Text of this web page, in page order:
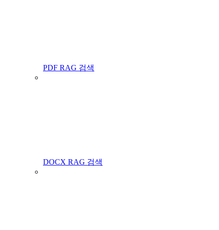
PDF RAG 검색
DOCX RAG 검색